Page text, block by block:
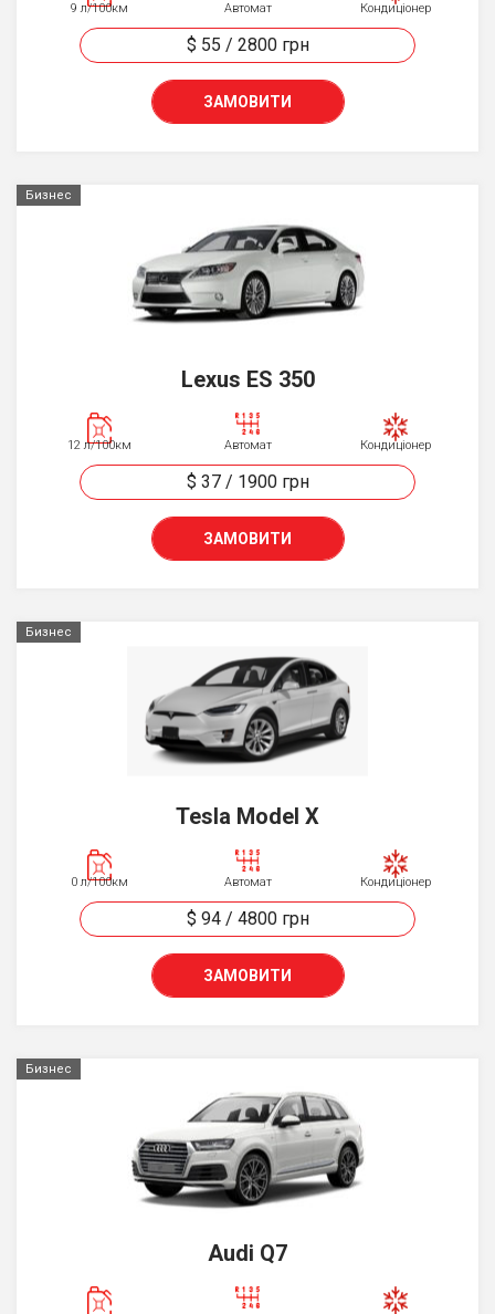
9 л/100км Автомат Кондиціонер
$ 55 / 2800 грн
ЗАМОВИТИ
Бизнес
Lexus ES 350
12 л/100км Автомат Кондиціонер
$ 37/ 1900 грн
ЗАМОВИТИ
Бизнес
Tesla Model X
0 л/100км Автомат Кондиціонер
$ 94/ 4800 грн
ЗАМОВИТИ
Бизнес
Audi Q7